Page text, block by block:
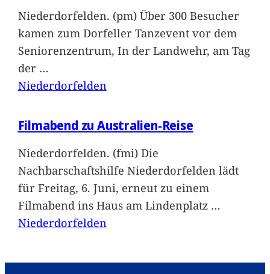
Niederdorfelden. (pm) Über 300 Besucher
kamen zum Dorfeller Tanzevent vor dem
Seniorenzentrum, In der Landwehr, am Tag
der …
Niederdorfelden
Filmabend zu Australien-Reise
Niederdorfelden. (fmi) Die
Nachbarschaftshilfe Niederdorfelden lädt
für Freitag, 6. Juni, erneut zu einem
Filmabend ins Haus am Lindenplatz …
Niederdorfelden